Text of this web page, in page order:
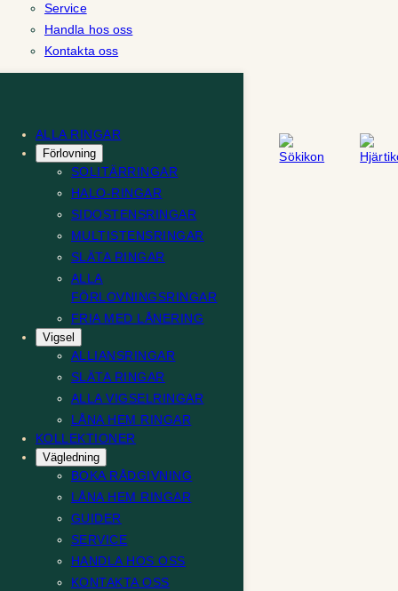
Service
Handla hos oss
Kontakta oss
ALLA RINGAR
Förlovning
SOLITÄRRINGAR
HALO-RINGAR
SIDOSTENSRINGAR
MULTISTENSRINGAR
SLÄTA RINGAR
ALLA
FÖRLOVNINGSRINGAR
FRIA MED LÅNERING
Vigsel
ALLIANSRINGAR
SLÄTA RINGAR
ALLA VIGSELRINGAR
LÅNA HEM RINGAR
KOLLEKTIONER
Vägledning
BOKA RÅDGIVNING
LÅNA HEM RINGAR
GUIDER
SERVICE
HANDLA HOS OSS
KONTAKTA OSS